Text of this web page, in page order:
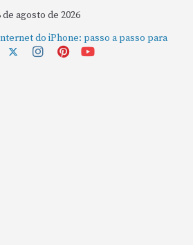
de agosto de 2026
do iPhone: passo a passo para
conexão